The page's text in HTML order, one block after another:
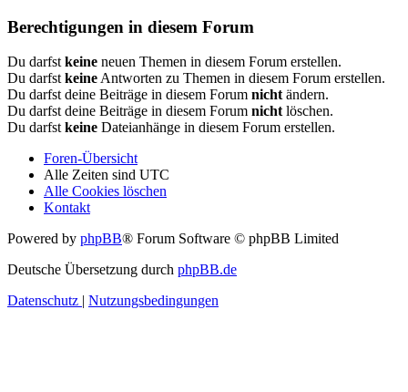
Berechtigungen in diesem Forum
Du darfst keine neuen Themen in diesem Forum erstellen.
Du darfst keine Antworten zu Themen in diesem Forum erstellen.
Du darfst deine Beiträge in diesem Forum nicht ändern.
Du darfst deine Beiträge in diesem Forum nicht löschen.
Du darfst keine Dateianhänge in diesem Forum erstellen.
Foren-Übersicht
Alle Zeiten sind UTC
Alle Cookies löschen
Kontakt
Powered by phpBB® Forum Software © phpBB Limited
Deutsche Übersetzung durch phpBB.de
Datenschutz | Nutzungsbedingungen